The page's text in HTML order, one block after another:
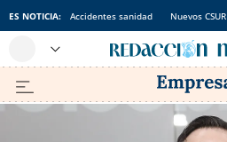
ES NOTICIA: Accidentes sanidad Nuevos CSUR